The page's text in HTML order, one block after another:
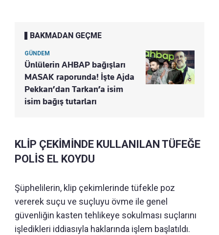
BAKMADAN GEÇME
GÜNDEM
Ünlülerin AHBAP bağışları
MASAK raporunda! İşte Ajda
Pekkan’dan Tarkan’a isim
isim bağış tutarları
KLİP ÇEKİMİNDE KULLANILAN TÜFEĞE
POLİS EL KOYDU
Şüphelilerin, klip çekimlerinde tüfekle poz
vererek suçu ve suçluyu övme ile genel
güvenliğin kasten tehlikeye sokulması suçlarını
işledikleri iddiasıyla haklarında işlem başlatıldı.